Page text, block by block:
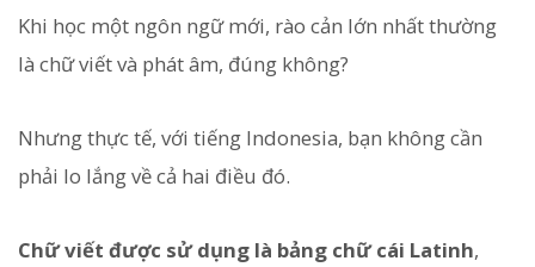
Khi học một ngôn ngữ mới, rào cản lớn nhất thường
là chữ viết và phát âm, đúng không?
Nhưng thực tế, với tiếng Indonesia, bạn không cần
phải lo lắng về cả hai điều đó.
Chữ viết được sử dụng là bảng chữ cái Latinh,